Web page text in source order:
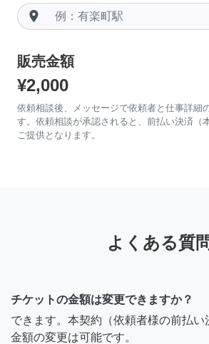
room
販売金額
¥2,000
依頼相談後、メッセージで依頼者と仕事詳細
す。依頼相談が承認されると、前払い決済
ご提供となります。
よくある質
チケットの金額は変更できますか？
できます。本契約（依頼者様の前払い
金額の変更は可能です。